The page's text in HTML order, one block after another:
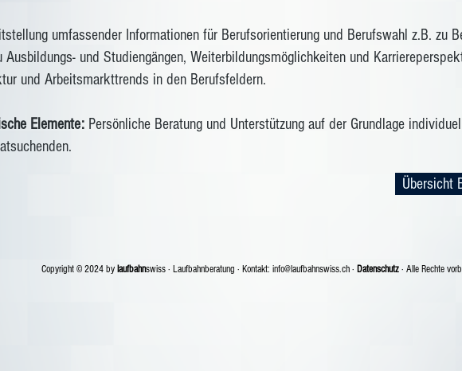
umfassender Informationen für Berufsorientierung und Berufswahl z.B. zu
Ausbildungs- und Studiengängen, Weiterbildungsmöglichkeiten und
und Arbeitsmarkttrends in den Berufsfeldern.
Elemente: Persönliche Beratung und Unterstützung auf der Grundlage
Übersicht
Copyright © 2024 by laufbahnswiss · Laufbahnberatung · Kontakt: info@laufbahnswiss.ch · Datenschutz · Alle Rechte